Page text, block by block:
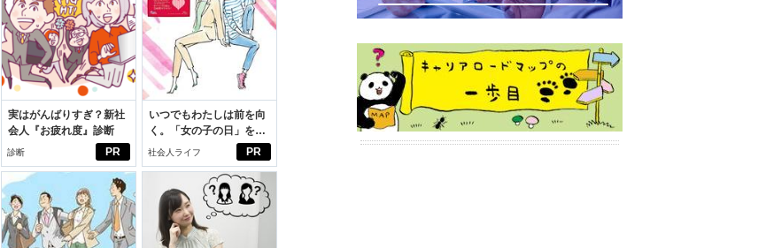
PR
実はがんばりすぎ？新社
会人『お疲れ度』診断
診断 PR
いつでもわたしは前を向
く。「女の子の日」を前
向きに♪社会人エリ・大
社会人ライフ